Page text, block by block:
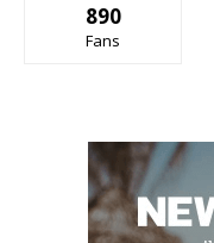
890
Fans